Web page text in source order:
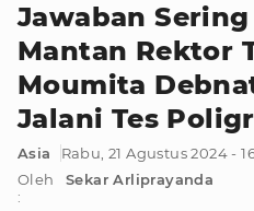
Jawaban
Mantan Rektor
Moumita
Jalani Tes
Asia
Rabu, 21 Agustus 2024 -
Oleh
:
Sekar Arliprayanda